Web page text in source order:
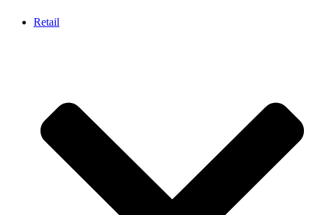
Retail